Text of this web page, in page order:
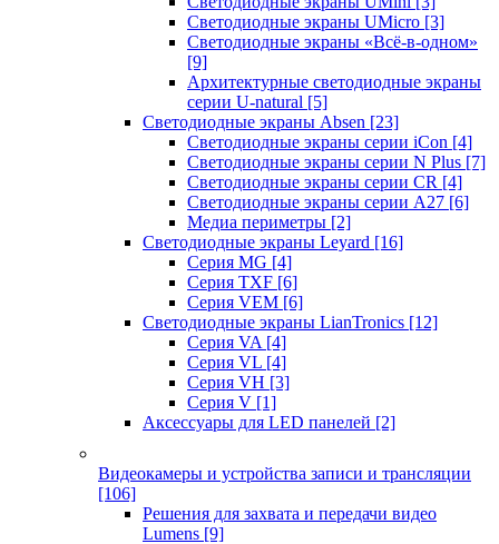
Светодиодные экраны UMicro [3]
Светодиодные экраны «Всё-в-одном»
[9]
Архитектурные светодиодные экраны
серии U-natural [5]
Светодиодные экраны Absen [23]
Светодиодные экраны серии iCon [4]
Светодиодные экраны серии N Plus [7]
Светодиодные экраны серии CR [4]
Светодиодные экраны серии А27 [6]
Медиа периметры [2]
Светодиодные экраны Leyard [16]
Серия MG [4]
Серия TXF [6]
Серия VEM [6]
Светодиодные экраны LianTronics [12]
Серия VA [4]
Серия VL [4]
Серия VH [3]
Серия V [1]
Аксессуары для LED панелей [2]
Видеокамеры и устройства записи и трансляции
[106]
Решения для захвата и передачи видео
Lumens [9]